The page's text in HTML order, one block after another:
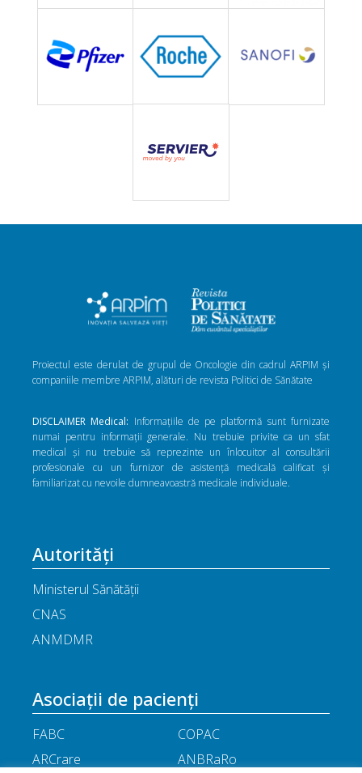
Proiectul este derulat de grupul de Oncologie din cadrul ARPIM și
companiile membre ARPIM, alături de revista Politici de Sănătate
DISCLAIMER Medical: Informațiile de pe platformă sunt furnizate
numai pentru informații generale. Nu trebuie privite ca un sfat
medical și nu trebuie să reprezinte un înlocuitor al consultării
profesionale cu un furnizor de asistență medicală calificat și
familiarizat cu nevoile dumneavoastră medicale individuale.
Autorități
Ministerul Sănătății
CNAS
ANMDMR
Asociații de pacienți
FABC
COPAC
ARCrare
ANBRaRo